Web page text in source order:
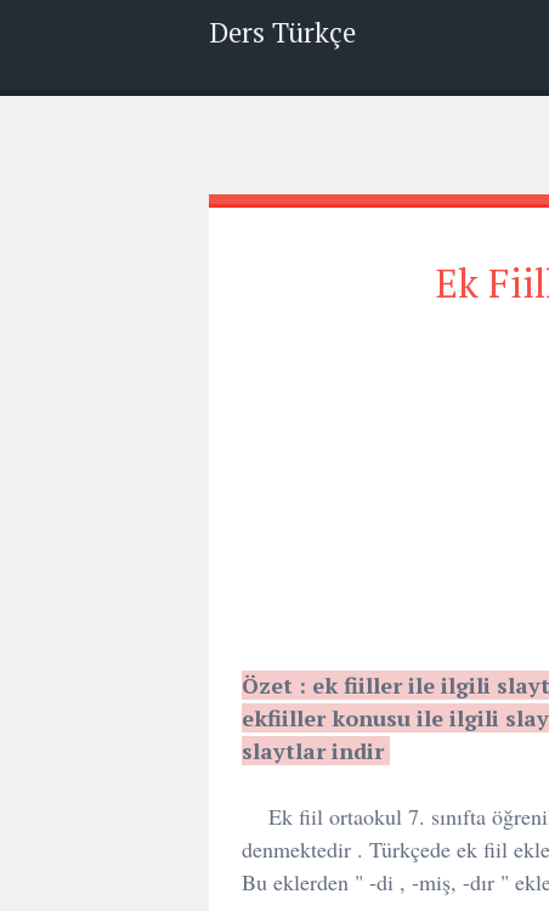
Ders Türkçe
Ek
Özet : ek fiiller ile ilgili
ekfiiller konusu ile ilgili
slaytlar indir
Ek fiil ortaokul 7. sınıfta
denmektedir . Türkçede ek fiil
Bu eklerden " -di , -miş, -dır "